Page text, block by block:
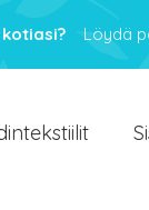
Löydä